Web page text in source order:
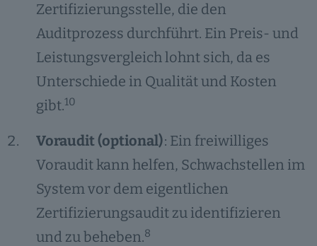
Zertifizierungsstelle, die den
Auditprozess durchführt. Ein Preis- und
Leistungsvergleich lohnt sich, da es
Unterschiede in Qualität und Kosten
gibt.10
Voraudit (optional): Ein freiwilliges
Voraudit kann helfen, Schwachstellen im
System vor dem eigentlichen
Zertifizierungsaudit zu identifizieren
und zu beheben.8